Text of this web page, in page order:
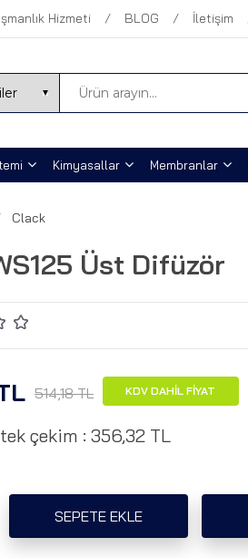
Hizmeti BLOG İletişim
Kimyasallar Membranlar
Clack
Üst Difüzör
514,18 TL KDV DAHİL FİYAT
çekim : 356,32 TL